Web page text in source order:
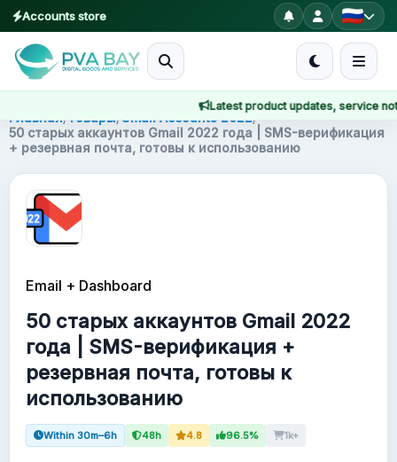
Accounts store
Latest product updates, service
MENU
Товары
Блог
About
2FA
FAQ
Contact
Ваш аккаунт
Главная/ Товары/ Gmail Accounts 2022/
50 старых аккаунтов Gmail 2022 года | SMS-верификация
+ резервная почта, готовы к использованию
Email + Dashboard
50 старых аккаунтов Gmail 2022
года | SMS-верификация +
резервная почта, готовы к
использованию
Within 30m–6h 48h 4.8 96.5% 1k+